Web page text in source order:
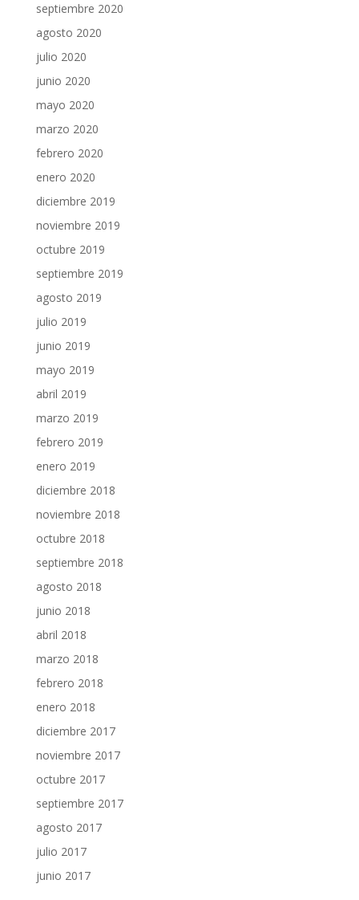
septiembre 2020
agosto 2020
julio 2020
junio 2020
mayo 2020
marzo 2020
febrero 2020
enero 2020
diciembre 2019
noviembre 2019
octubre 2019
septiembre 2019
agosto 2019
julio 2019
junio 2019
mayo 2019
abril 2019
marzo 2019
febrero 2019
enero 2019
diciembre 2018
noviembre 2018
octubre 2018
septiembre 2018
agosto 2018
junio 2018
abril 2018
marzo 2018
febrero 2018
enero 2018
diciembre 2017
noviembre 2017
octubre 2017
septiembre 2017
agosto 2017
julio 2017
junio 2017